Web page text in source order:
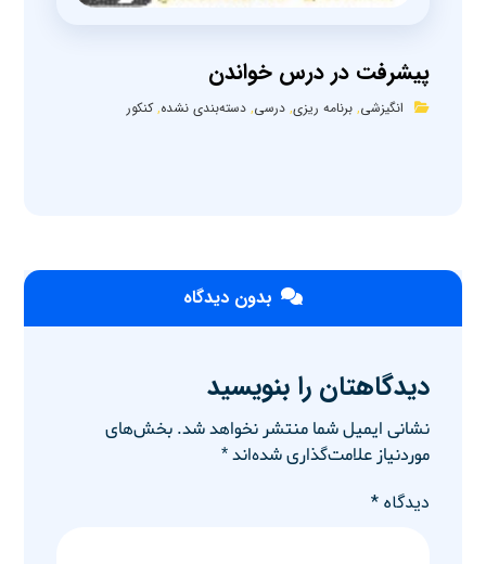
پیشرفت در درس خواندن
انگیزشی,برنامه ریزی,درسی,دسته‌بندی نشده,کنکور
بدون دیدگاه
دیدگاهتان را بنویسید
نشانی ایمیل شما منتشر نخواهد شد. بخش‌های
موردنیاز علامت‌گذاری شده‌اند*
دیدگاه*